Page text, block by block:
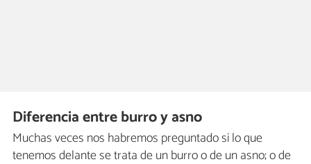
Diferencia entre burro y asno
Muchas veces nos habremos preguntado si lo que
tenemos delante se trata de un burro o de un asno; o de